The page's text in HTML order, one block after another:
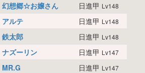
幻想郷☆お嬢さん 日進甲 Lv148
アルテ 日進甲 Lv148
鉄太郎 日進甲 Lv148
ナズーリン 日進甲 Lv147
MR.G 日進甲 Lv147